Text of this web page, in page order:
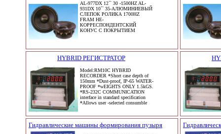
AL-977DX 12`` 30 -1500HZ AL-
931DX 10`` 35-АЛЮМИНИЕВЫЙ
СЛЕПОК РОЛИКА 1700HZ
FRAM НЕ-
КОРРЕСПОНДЕНТСКИЙ
КОНУС С ПОКРЫТИЕМ
HYBRID РЕГИСТРАТОР
Model:RM10C HYBRID
RECORDER *Short case depth of
150mm *Dust-proof, IP-65 WATER-
PROOF *wEIGHTS ONLY 1.5kGS.
*RS-232C COMMUNICATION
interface in standard specification
*Allows user -selected consumble
Гидравлические машины формирования пузыря